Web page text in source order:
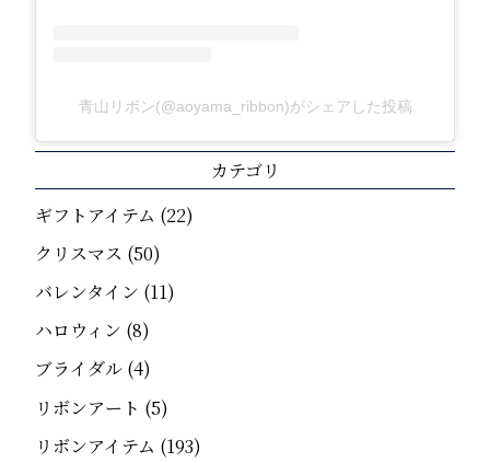
青山リボン(@aoyama_ribbon)がシェアした投稿
カテゴリ
ギフトアイテム (22)
クリスマス (50)
バレンタイン (11)
ハロウィン (8)
ブライダル (4)
リボンアート (5)
リボンアイテム (193)